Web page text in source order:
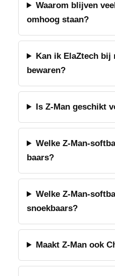
Waarom blijven
omhoog staan?
Kan ik ElaZtech
bewaren?
Is Z-Man geschikt
Welke Z-Man-
baars?
Welke Z-Man-
snoekbaars?
Maakt Z-Man ook